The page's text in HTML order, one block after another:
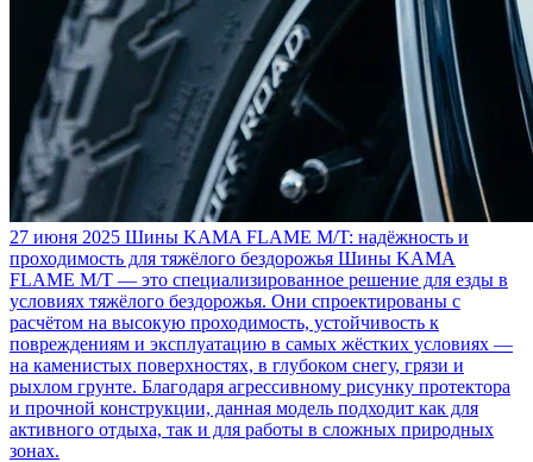
27 июня 2025 Шины KAMA FLAME M/T: надёжность и
проходимость для тяжёлого бездорожья Шины KAMA
FLAME M/T — это специализированное решение для езды в
условиях тяжёлого бездорожья. Они спроектированы с
расчётом на высокую проходимость, устойчивость к
повреждениям и эксплуатацию в самых жёстких условиях —
на каменистых поверхностях, в глубоком снегу, грязи и
рыхлом грунте. Благодаря агрессивному рисунку протектора
и прочной конструкции, данная модель подходит как для
активного отдыха, так и для работы в сложных природных
зонах.